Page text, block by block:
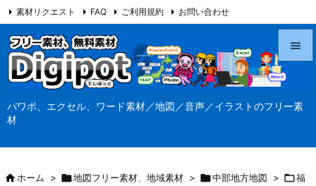
パワポ、エクセル、ワード素材／地図／音声／イラストのフリー素
材



素材リクエスト FAQ ご利用規約 お問い合わせ
当サイト（Digipot.net）について
ホーム > 地図フリー素材、地域素材 > 中部地方地図 > 福